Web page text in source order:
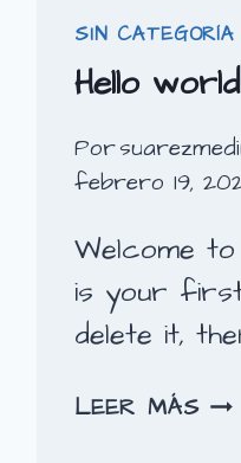
SIN CATEGORÍA
Hello
Por
febrero 19,
Welcome
is your
delete it,
LEER MÁS